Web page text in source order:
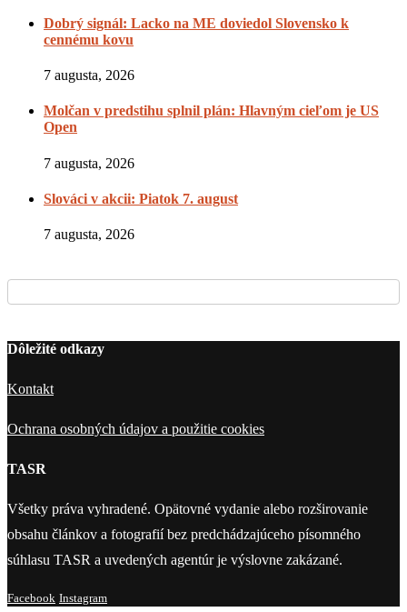
Dobrý signál: Lacko na ME doviedol Slovensko k
cennému kovu
7 augusta, 2026
Molčan v predstihu splnil plán: Hlavným cieľom je US
Open
7 augusta, 2026
Slováci v akcii: Piatok 7. august
7 augusta, 2026
Dôležité odkazy
Kontakt
Ochrana osobných údajov a použitie cookies
TASR
Všetky práva vyhradené. Opätovné vydanie alebo rozširovanie
obsahu článkov a fotografií bez predchádzajúceho písomného
súhlasu TASR a uvedených agentúr je výslovne zakázané.
Facebook Instagram